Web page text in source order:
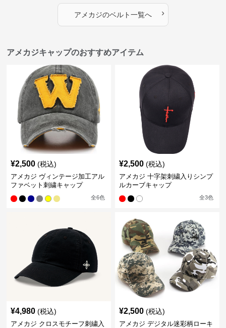
アメカジのベルト一覧へ ›
アメカジキャップのおすすめアイテム
¥2,500 (税込)
アメカジ ヴィンテージ加工アル
ファベット刺繍キャップ
全6色
¥2,500 (税込)
アメカジ 十字架刺繍入りシンプ
ルカーブキャップ
全3色
¥4,980 (税込)
アメカジ クロスモチーフ刺繍入
¥2,500 (税込)
アメカジ デジタル迷彩柄ローキ